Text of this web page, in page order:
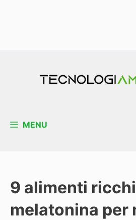
MENU
9 alimenti
melatonina per